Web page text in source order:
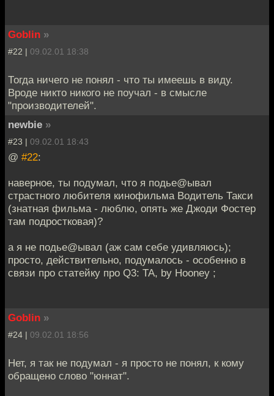
Goblin »
#22 | 09.02.01 18:38
Тогда ничего не понял - что ты имеешь в виду.
Вроде никто никого не поучал - в смысле
"производителей".
newbie »
#23 | 09.02.01 18:43
@ #22:
наверное, ты подумал, что я подье@ывал
страстного любителя кинофильма Водитель Такси
(знатная фильма - люблю, опять же Джоди Фостер
там подростковая)?
а я не подье@ывал (аж сам себе удивляюсь);
просто, действительно, подумалось - особенно в
связи про статейку про Q3: TA, by Hooney ;
Goblin »
#24 | 09.02.01 18:56
Нет, я так не подумал - я просто не понял, к кому
обращено слово "юннат".